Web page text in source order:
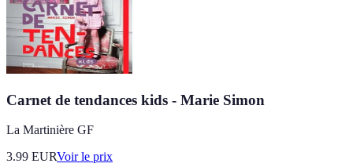
Carnet de tendances kids - Marie Simon
La Martinière GF
3.99 EURVoir le prix